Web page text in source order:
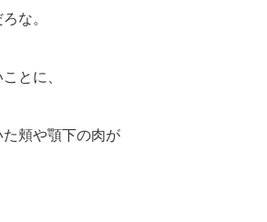
な。
とに、
頬や顎下の肉が